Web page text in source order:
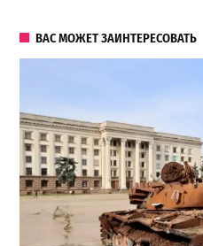
ВАС МОЖЕТ ЗАИНТЕРЕСОВАТЬ